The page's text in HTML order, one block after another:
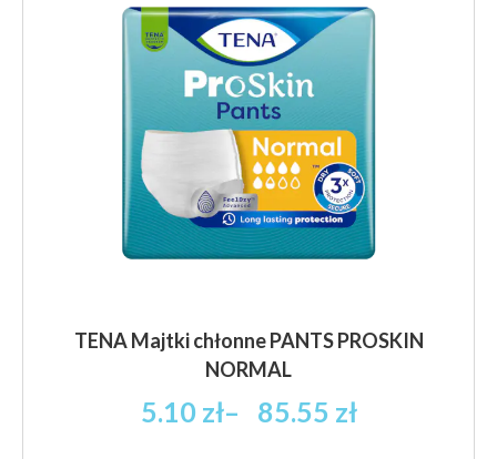
TENA Majtki chłonne PANTS PROSKIN
NORMAL
5.10 zł– 85.55 zł
Zakres